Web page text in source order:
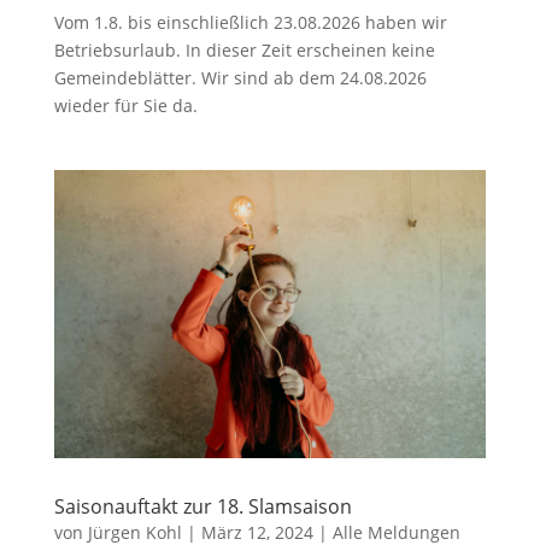
Vom 1.8. bis einschließlich 23.08.2026 haben wir
Betriebsurlaub. In dieser Zeit erscheinen keine
Gemeindeblätter. Wir sind ab dem 24.08.2026
wieder für Sie da.
Saisonauftakt zur 18. Slamsaison
von Jürgen Kohl | März 12, 2024| Alle Meldungen